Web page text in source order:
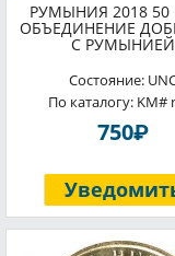
РУМЫНИЯ 2018 50
ОБЪЕДИНЕНИЕ
С РУМЫНИЕЙ
Состояние:
По каталогу: KM#
750P